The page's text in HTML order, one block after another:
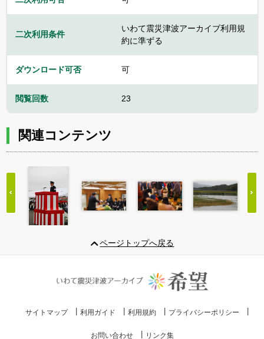
二次利用条件
いわて震災津波アーカイブ利用規
約に準ずる
ダウンロード可否 可
閲覧回数 23
関連コンテンツ
20
ページトップへ戻る
サイトマップ 利用ガイド 利用規約 プライバシーポリシー
お問い合わせ リンク集